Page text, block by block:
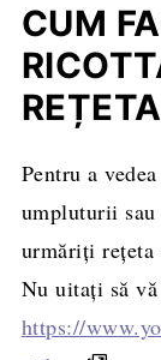
CUM
Pentru a
umpluturii sau
urmăriți rețeta
Nu uitați să
https://